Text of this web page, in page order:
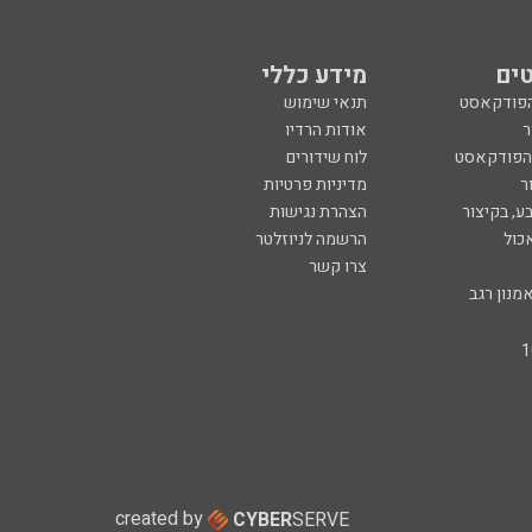
מידע כללי
תנאי שימוש
אודות הרדיו
הפודקאסט
לוח שידורים
מדיניות פרטיות
בקיצור
הצהרת נגישות
הרשמה לניוזלטר
צרו קשר
רגב
created by CYBERSERVE